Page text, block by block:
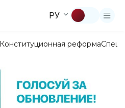
РУ
Конституционная реформа